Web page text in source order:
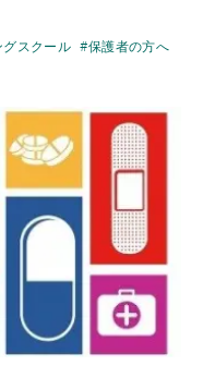
スクール #保護者の方へ